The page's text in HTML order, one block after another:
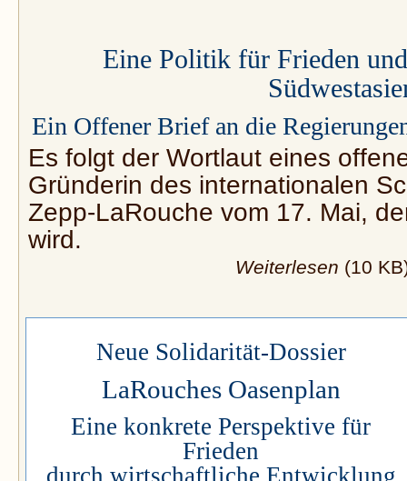
Eine Politik für Frieden
Ein Offener Brief an die
Es folgt der Wortlaut eines
Gründerin des internationalen
Zepp-LaRouche vom 17. Mai,
wird.
Weiterlesen (10
Neue Solidarität-Dossier
LaRouches Oasenplan
Eine konkrete Perspektive für
Frieden